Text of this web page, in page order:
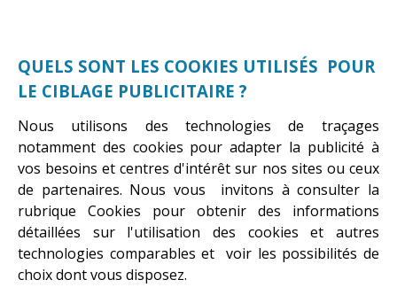
QUELS SONT LES COOKIES UTILISÉS POUR
LE CIBLAGE PUBLICITAIRE ?
Nous utilisons des technologies de traçages
notamment des cookies pour adapter la publicité à
vos besoins et centres d'intérêt sur nos sites ou ceux
de partenaires. Nous vous invitons à consulter la
rubrique Cookies pour obtenir des informations
détaillées sur l'utilisation des cookies et autres
technologies comparables et voir les possibilités de
choix dont vous disposez.